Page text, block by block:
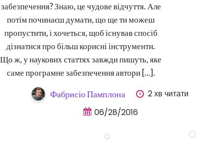
забезпечення? Знаю, це чудове відчуття. Але
потім починаєш думати, що ще ти можеш
пропустити, і хочеться, щоб існував спосіб
дізнатися про більш корисні інструменти.
Що ж, у наукових статтях завжди пишуть, яке
саме програмне забезпечення автори [...].
Фабрисіо Памплона
2 хв читати
06/28/2016